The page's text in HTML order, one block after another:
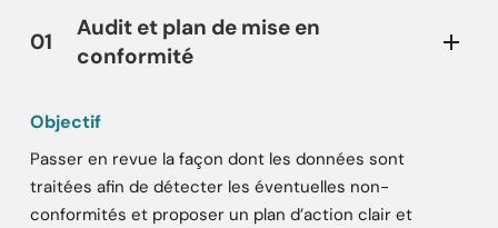
01
Audit et plan de mise en
conformité
Objectif
Passer en revue la façon dont les données sont
traitées afin de détecter les éventuelles non-
conformités et proposer un plan d’action clair et